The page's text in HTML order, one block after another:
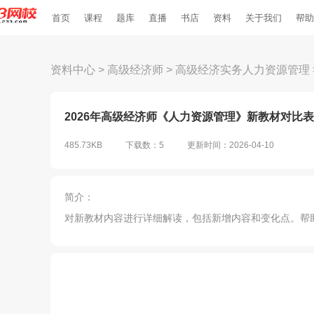
首页 课程 题库 直播 书店 资料 关于我们 帮
资料中心 > 高级经济师 > 高级经济实务人力资源管理
2026年高级经济师《人力资源管理》新教材对比
485.73KB 下载数：5 更新时间：2026-04-10
简介：
对新教材内容进行详细解读，包括新增内容和变化点。